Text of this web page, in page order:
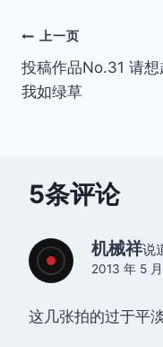
文
章
上一页
投稿作品No.31 请想
我如绿草
5条评论
机械祥说
2013 年 5
这几张拍的过于平